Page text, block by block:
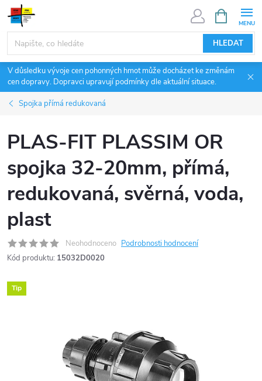
Přejít
obsah
HLEDAT
NÁKUPNÍ
KOŠÍK
V důsledku vývoje cen pohonných hmot může docházet ke změnám
cen dopravy. Dopravci upravují podmínky dle aktuální situace.
Spojka přímá redukovaná
PLAS-FIT PLASSIM OR
spojka 32-20mm, přímá,
redukovaná, svěrná, voda,
plast
Neohodnoceno Podrobnosti hodnocení
Kód produktu: 15032D0020
Tip